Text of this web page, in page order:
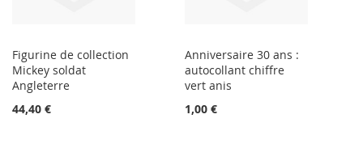
Figurine de collection
Mickey soldat
Angleterre
44,40 €
Anniversaire 30 ans :
autocollant chiffre
vert anis
1,00 €